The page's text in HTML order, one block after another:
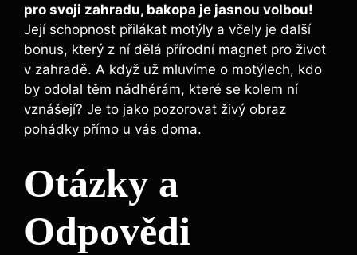
pro svoji zahradu, bakopa je jasnou volbou!
Její schopnost přilákat motýly a včely je další
bonus, který z ní dělá přírodní magnet pro život
v zahradě. A když už mluvíme o motýlech, kdo
by odolal těm nádhérám, které se kolem ní
vznášejí? Je to jako pozorovat živý obraz
pohádky přímo u vás doma.
Otázky a
Odpovědi